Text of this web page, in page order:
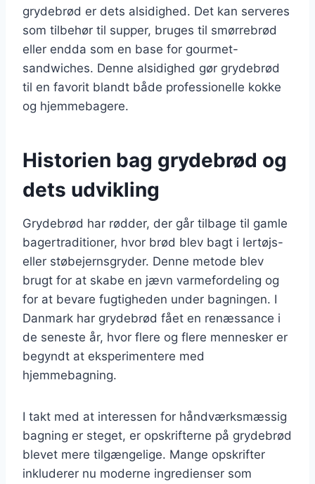
grydebrød er dets alsidighed. Det kan serveres
som tilbehør til supper, bruges til smørrebrød
eller endda som en base for gourmet-
sandwiches. Denne alsidighed gør grydebrød
til en favorit blandt både professionelle kokke
og hjemmebagere.
Historien bag grydebrød og
dets udvikling
Grydebrød har rødder, der går tilbage til gamle
bagertraditioner, hvor brød blev bagt i lertøjs-
eller støbejernsgryder. Denne metode blev
brugt for at skabe en jævn varmefordeling og
for at bevare fugtigheden under bagningen. I
Danmark har grydebrød fået en renæssance i
de seneste år, hvor flere og flere mennesker er
begyndt at eksperimentere med
hjemmebagning.
I takt med at interessen for håndværksmæssig
bagning er steget, er opskrifterne på grydebrød
blevet mere tilgængelige. Mange opskrifter
inkluderer nu moderne ingredienser som